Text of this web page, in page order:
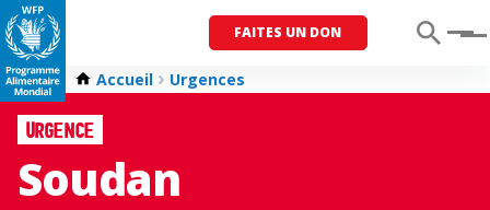
FAITES UN DON Menu
Accueil Urgences
Urgence
Soudan